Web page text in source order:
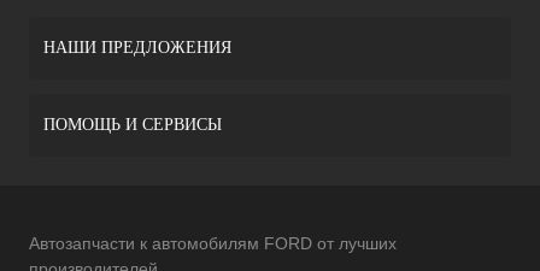
НАШИ ПРЕДЛОЖЕНИЯ
ПОМОЩЬ И СЕРВИСЫ
Автозапчасти к автомобилям FORD от лучших